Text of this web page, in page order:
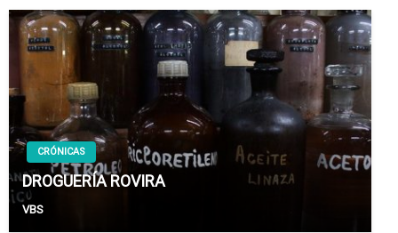
CRÓNICAS
DROGUERÍA ROVIRA
VBS